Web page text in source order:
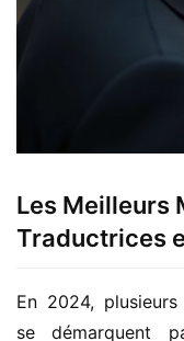
Les Meilleurs
Traductrices
En 2024,
se démarquent